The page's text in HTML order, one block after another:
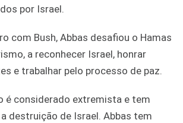
por Israel.
com Bush, Abbas desafiou o Hamas
a reconhecer Israel, honrar
e trabalhar pelo processo de paz.
é considerado extremista e tem
destruição de Israel. Abbas tem